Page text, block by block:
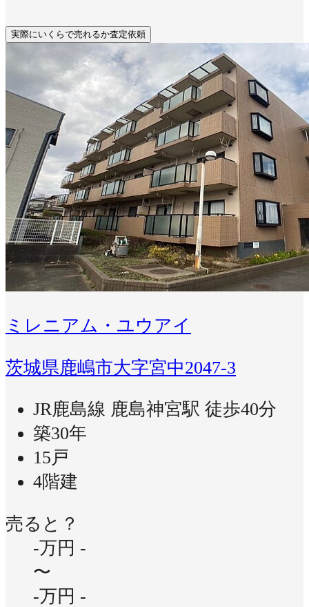
実際にいくらで売れるか査定依頼
ミレニアム・ユウアイ
茨城県鹿嶋市大字宮中2047-3
JR鹿島線 鹿島神宮駅 徒歩40分
築30年
15戸
4階建
売ると？
-万円 -
〜
-万円 -